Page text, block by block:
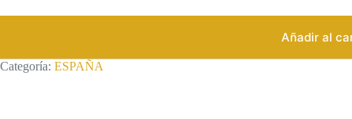
Añadir al
Categoría: ESPAÑA